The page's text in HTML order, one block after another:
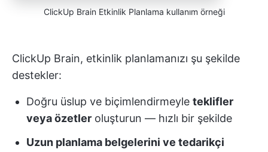
ClickUp Brain Etkinlik Planlama kullanım örneği
ClickUp Brain, etkinlik planlamanızı şu şekilde
destekler:
Doğru üslup ve biçimlendirmeyle teklifler
veya özetler oluşturun — hızlı bir şekilde
Uzun planlama belgelerini ve tedarikçi